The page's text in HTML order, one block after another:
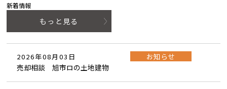
新着情報
もっと見る
2026年08月03日
お知らせ
売却相談 旭市ロの土地建物